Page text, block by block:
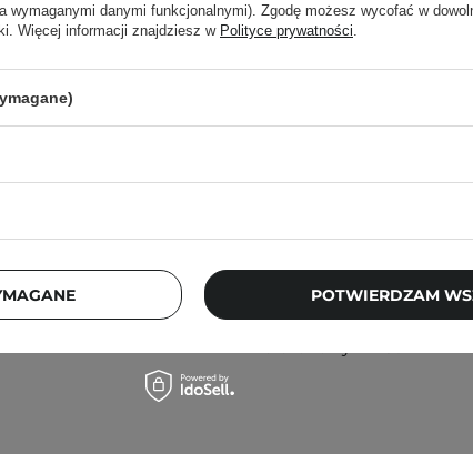
skór i
do naszego
Moisturizing Factors +
HA - Krem Nawilżający
do Twarzy z Kwasem
wymaganymi danymi funkcjonalnymi). Zgodę możesz wycofać w
Więcej informacji znajdziesz w Polityce prywatności.
POTWIERDZAM